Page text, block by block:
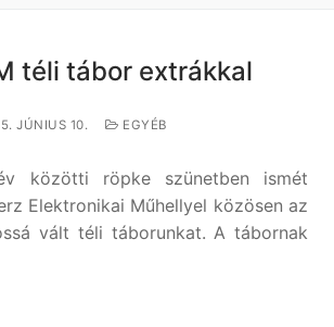
téli tábor extrákkal
JÚNIUS 10. EGYÉB
közötti röpke szünetben ismét
Elektronikai Műhellyel közösen az
vált téli táborunkat. A tábornak